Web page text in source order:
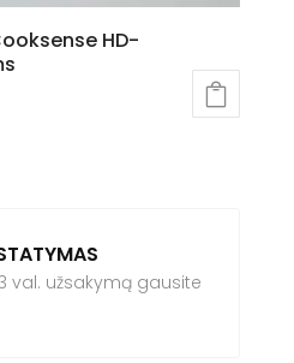
HD-
val. užsakymą gausite